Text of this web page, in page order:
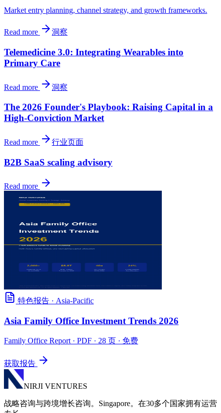
Market entry planning, channel strategy, and growth frameworks.
Read more 洞察
Telemedicine 3.0: Integrating Wearables into
Primary Care
Read more 洞察
The 2026 Founder's Playbook: Raising Capital in a
High-Conviction Market
Read more 行业页面
B2B SaaS scaling advisory
Read more
特色报告 · Asia-Pacific
Asia Family Office Investment Trends 2026
Family Office Report · PDF · 28 页 · 免费
获取报告
NIRJI VENTURES
战略咨询与跨境增长咨询。Singapore。在30多个国家拥有运营